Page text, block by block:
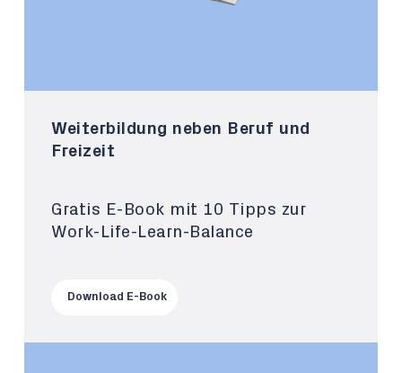
Weiterbildung neben Beruf und
Freizeit
Gratis E-Book mit 10 Tipps zur
Work-Life-Learn-Balance
Download E-Book